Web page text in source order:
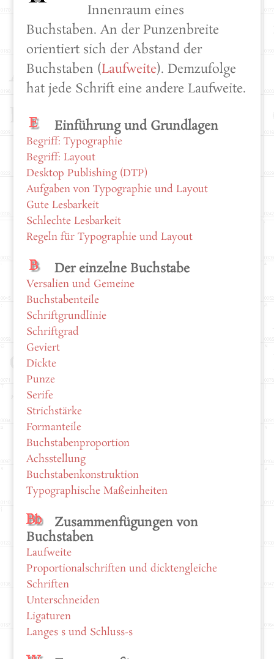
Innenraum eines
Buchstaben. An der Punzenbreite
orientiert sich der Abstand der
Buchstaben (Laufweite). Demzufolge
hat jede Schrift eine andere Laufweite.
Einführung und Grundlagen
Begriff: Typographie
Begriff: Layout
Desktop Publishing (DTP)
Aufgaben von Typographie und Layout
Gute Lesbarkeit
Schlechte Lesbarkeit
Regeln für Typographie und Layout
Der einzelne Buchstabe
Versalien und Gemeine
Buchstabenteile
Schriftgrundlinie
Schriftgrad
Geviert
Dickte
Punze
Serife
Strichstärke
Formanteile
Buchstabenproportion
Achsstellung
Buchstabenkonstruktion
Typographische Maßeinheiten
Zusammenfügungen von
Buchstaben
Laufweite
Proportionalschriften und dicktengleiche
Schriften
Unterschneiden
Ligaturen
Langes s und Schluss-s